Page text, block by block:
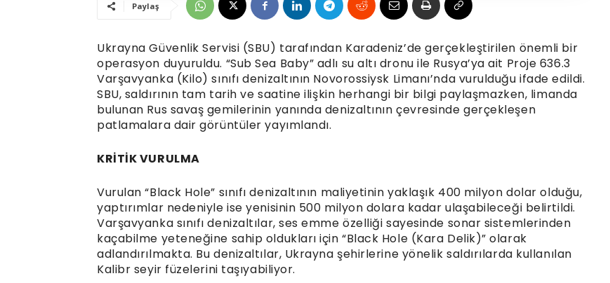
Paylaş
Ukrayna Güvenlik Servisi (SBU) tarafından Karadeniz’de gerçekleştirilen önemli bir
operasyon duyuruldu. “Sub Sea Baby” adlı su altı dronu ile Rusya’ya ait Proje 636.3
Varşavyanka (Kilo) sınıfı denizaltının Novorossiysk Limanı’nda vurulduğu ifade edildi.
SBU, saldırının tam tarih ve saatine ilişkin herhangi bir bilgi paylaşmazken, limanda
bulunan Rus savaş gemilerinin yanında denizaltının çevresinde gerçekleşen
patlamalara dair görüntüler yayımlandı.
KRİTİK VURULMA
Vurulan “Black Hole” sınıfı denizaltının maliyetinin yaklaşık 400 milyon dolar olduğu,
yaptırımlar nedeniyle ise yenisinin 500 milyon dolara kadar ulaşabileceği belirtildi.
Varşavyanka sınıfı denizaltılar, ses emme özelliği sayesinde sonar sistemlerinden
kaçabilme yeteneğine sahip oldukları için “Black Hole (Kara Delik)” olarak
adlandırılmakta. Bu denizaltılar, Ukrayna şehirlerine yönelik saldırılarda kullanılan
Kalibr seyir füzelerini taşıyabiliyor.